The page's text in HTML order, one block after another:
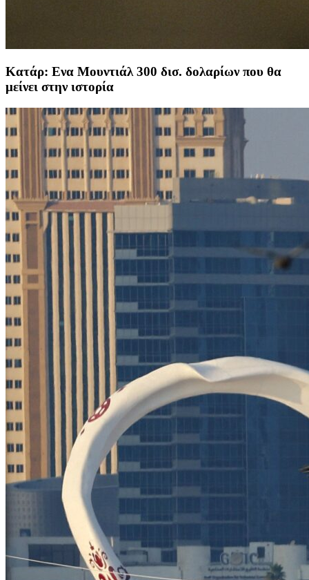
Κατάρ: Eνα Μουντιάλ 300 δισ. δολαρίων που θα
μείνει στην ιστορία